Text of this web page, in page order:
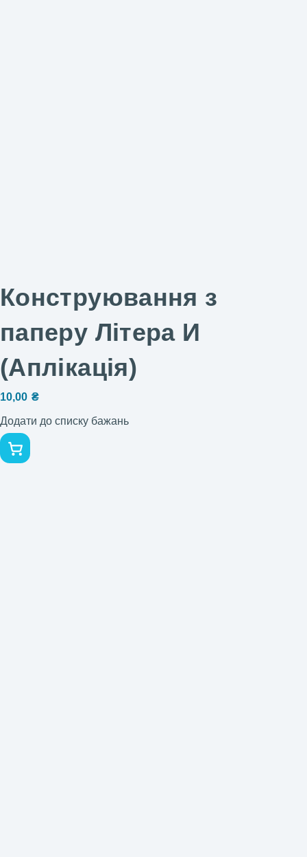
Конструювання з
паперу Літера И
(Аплікація)
10,00 ₴
Додати до списку бажань